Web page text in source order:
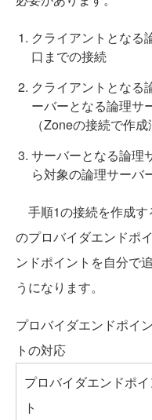
クライアントとなる
口までの接続
クライアントとなる
ーバーとなる論理サ
（Zoneの接続で作成
サーバーとなる論理
ら対象の論理サーバ
手順1の接続を作成す
のプロバイダエンドポ
ンドポイントを自分で
うになります。
プロバイダエンドポイ
トの対応
プロバイダエンドポ
ト